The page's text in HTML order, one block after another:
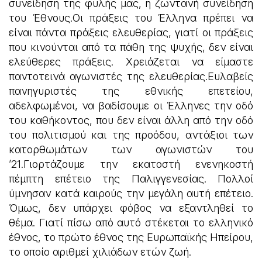
συνείδηση της φυλής μας, η ζωντανή συνείδηση
του Έθνους.Οι πράξεις του Έλληνα πρέπει να
είναι πάντα πράξεις ελευθερίας, γιατί οι πράξεις
που κινούνται από τα πάθη της ψυχής, δεν είναι
ελεύθερες πράξεις. Χρειάζεται να είμαστε
παντοτεινά αγωνιστές της ελευθερίας.Ευλαβείς
πανηγυριστές της εθνικής επετείου,
αδελφωμένοι, να βαδίσουμε οι Έλληνες την οδό
του καθήκοντος, που δεν είναι άλλη από την οδό
του πολιτισμού και της προόδου, αντάξιοι των
κατορθωμάτων των αγωνιστών του
’21.Γιορτάζουμε την εκατοστή ενενηκοστή
πέμπτη επέτειο της Παλιγγενεσίας. Πολλοί
ύμνησαν κατά καιρούς την μεγάλη αυτή επέτειο.
Όμως, δεν υπάρχει φόβος να εξαντληθεί το
θέμα. Γιατί πίσω από αυτό στέκεται το ελληνικό
έθνος, το πρώτο έθνος της Ευρωπαϊκής Ηπείρου,
το οποίο αριθμεί χιλιάδων ετών ζωή.